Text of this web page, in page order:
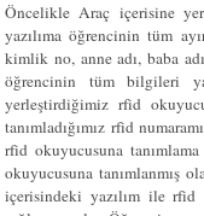
Öncelikle Araç içerisine
yazılıma öğrencinin tüm
kimlik no, anne adı, baba
öğrencinin tüm bilgileri
yerleştirdiğimiz rfid
tanımladığımız rfid
rfid okuyucusuna
okuyucusuna tanımlanmış
içerisindeki yazılım ile rfid